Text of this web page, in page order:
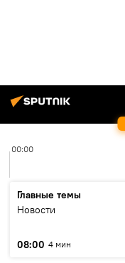
00:00
Главные темы
Новости
08:00 4 мин